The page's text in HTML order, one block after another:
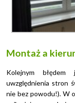
Montaż a
Kolejnym
uwzględnienia stron
nie bez powodu!). W